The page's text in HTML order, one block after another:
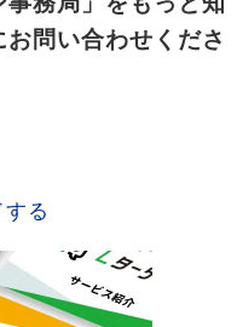
問い合わせくださ
る